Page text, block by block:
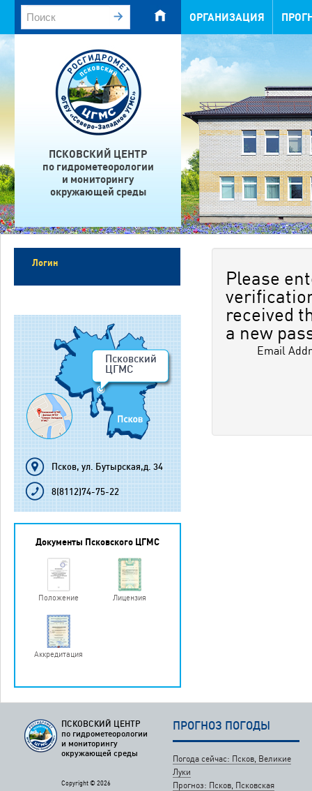
ОРГАНИЗАЦИЯ
ПСКОВСКИЙ ЦЕНТР
по гидрометеорологии
и мониторингу
окружающей среды
Логин
Псковский
ЦГМС
Псков, ул. Бутырская,д. 34
8(8112)74-75-22
Документы Псковского ЦГМС
Положение Лицензия
Аккредитация
Please
received
a new
Email
ПСКОВСКИЙ ЦЕНТР
по гидрометеорологии
и мониторингу
окружающей среды
Copyright © 2026
ПРОГНОЗ ПОГОДЫ
Погода сейчас: Псков, Великие
Луки
Прогноз: Псков, Псковская